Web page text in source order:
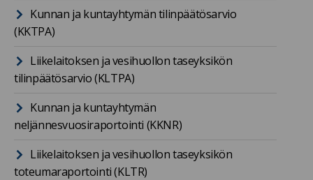
Kunnan ja kuntayhtymän tilinpäätösarvio
(KKTPA)
Liikelaitoksen ja vesihuollon taseyksikön
tilinpäätösarvio (KLTPA)
Kunnan ja kuntayhtymän
neljännesvuosiraportointi (KKNR)
Liikelaitoksen ja vesihuollon taseyksikön
toteumaraportointi (KLTR)